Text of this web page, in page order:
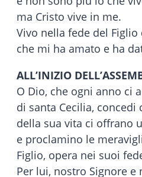
ma Cristo vive in me.
Vivo nella fede del Figlio
che mi ha amato e ha
ALL’INIZIO
O Dio, che ogni anno ci
di santa Cecilia,
della sua vita ci offrano
e proclamino le
Figlio, opera nei suoi
Per lui, nostro Signore e